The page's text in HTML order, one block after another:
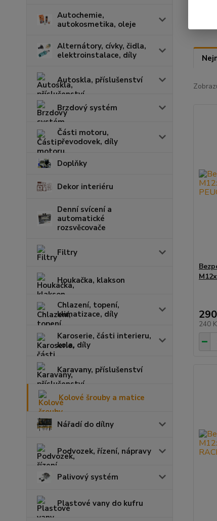
Autochemie,
autokosmetika, oleje
Alternátory, cívky, čidla,
elektroinstalace, díly
Autoskla, příslušenství
Brzdový systém
Části motoru,
převodovek, díly
Doplňky
Dekor interiéru
Denní svícení a
automatické
rozsvěcovače
Filtry
Houkačka, klakson
Chlazení, topení,
klimatizace, díly
Karoserie, části interieru,
kola, díly
Karavany, příslušenství
Kolové šrouby a matice
Nářadí do dílny
Podvozek, řízení, nápravy
Palivový systém
Plastové vany do kufru
240